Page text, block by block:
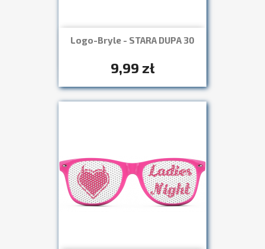
Logo-Bryle - STARA DUPA 30
9,99 zł
Szybki podgląd